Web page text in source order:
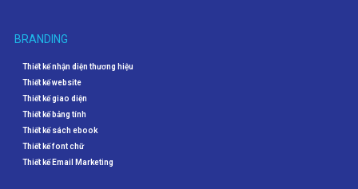
BRANDING
Thiết kế nhận diện thương hiệu
Thiết kế website
Thiết kế giao diện
Thiết kế bảng tính
Thiết kế sách ebook
Thiết kế font chữ
Thiết kế Email Marketing